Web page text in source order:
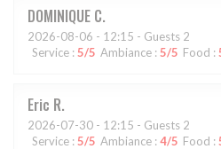
DOMINIQUE C
2026-08-06 - 12:15 - Guests 2
Service : 5/5 Ambiance : 5/5 Food :
Eric R
2026-07-30 - 12:15 - Guests 2
Service : 5/5 Ambiance : 4/5 Food :